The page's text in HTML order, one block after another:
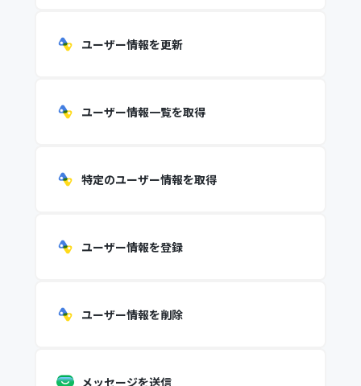
ユーザー情報を更新
ユーザー情報一覧を取得
特定のユーザー情報を取得
ユーザー情報を登録
ユーザー情報を削除
メッセージを送信